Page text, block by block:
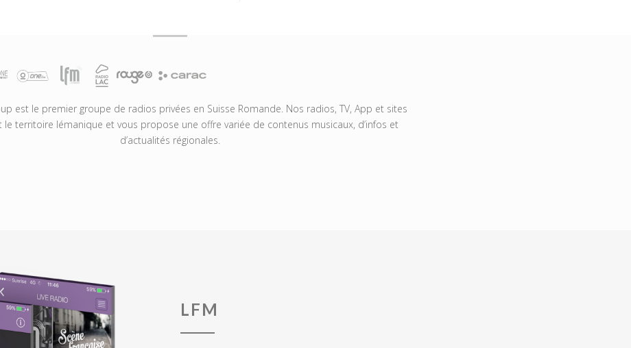
est le premier groupe de radios privées en Suisse Romande. Nos radios, TV, App et sites
le territoire lémanique et vous propose une offre variée de contenus musicaux, d’infos et
d’actualités régionales.
LFM